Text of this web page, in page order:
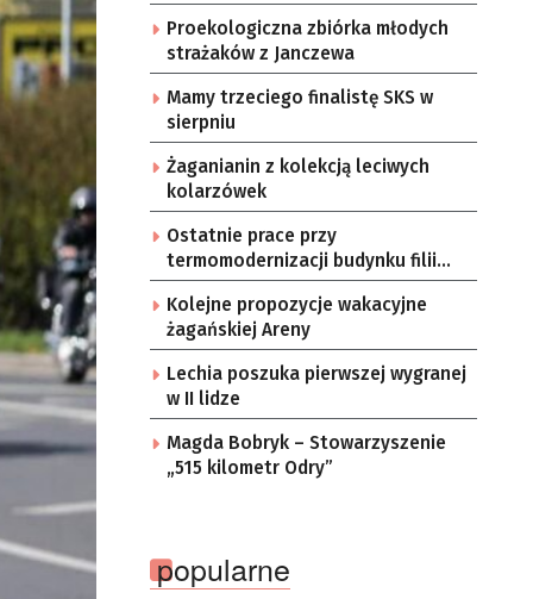
Proekologiczna zbiórka młodych
strażaków z Janczewa
Mamy trzeciego finalistę SKS w
sierpniu
Żaganianin z kolekcją leciwych
kolarzówek
Ostatnie prace przy
termomodernizacji budynku filii
żarskiego przedszkola Bajka
Kolejne propozycje wakacyjne
żagańskiej Areny
Lechia poszuka pierwszej wygranej
w II lidze
Magda Bobryk – Stowarzyszenie
„515 kilometr Odry”
popularne